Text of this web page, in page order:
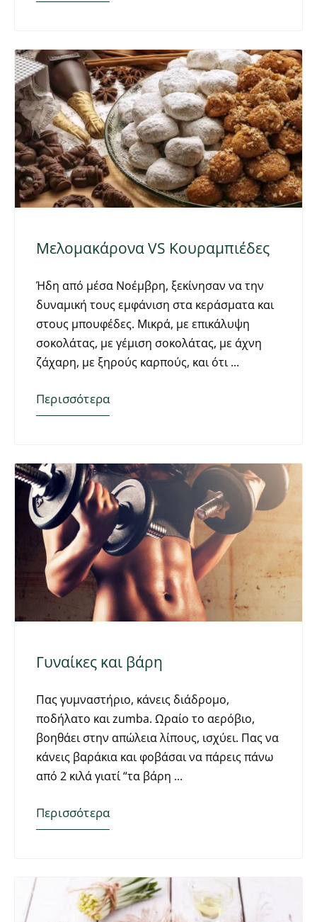
Μελομακάρονα VS Κουραμπιέδες
Ήδη από μέσα Νοέμβρη, ξεκίνησαν να την
δυναμική τους εμφάνιση στα κεράσματα και
στους μπουφέδες. Μικρά, με επικάλυψη
σοκολάτας, με γέμιση σοκολάτας, με άχνη
ζάχαρη, με ξηρούς καρπούς, και ότι
Περισσότερα
Γυναίκες και βάρη
Πας γυμναστήριο, κάνεις διάδρομο,
ποδήλατο και zumba. Ωραίο το αερόβιο,
βοηθάει στην απώλεια λίπους, ισχύει. Πας να
κάνεις βαράκια και φοβάσαι να πάρεις πάνω
από 2 κιλά γιατί “τα βάρη
Περισσότερα